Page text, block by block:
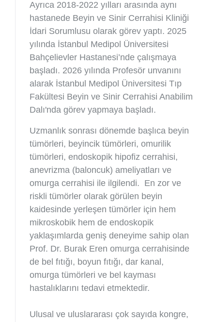
Ayrıca 2018-2022 yılları arasında aynı
hastanede Beyin ve Sinir Cerrahisi Kliniği
İdari Sorumlusu olarak görev yaptı. 2025
yılında İstanbul Medipol Üniversitesi
Bahçelievler Hastanesi’nde çalışmaya
başladı. 2026 yılında Profesör unvanını
alarak İstanbul Medipol Üniversitesi Tıp
Fakültesi Beyin ve Sinir Cerrahisi Anabilim
Dalı'nda görev yapmaya başladı.
Uzmanlık sonrası dönemde başlıca beyin
tümörleri, beyincik tümörleri, omurilik
tümörleri, endoskopik hipofiz cerrahisi,
anevrizma (baloncuk) ameliyatları ve
omurga cerrahisi ile ilgilendi. En zor ve
riskli tümörler olarak görülen beyin
kaidesinde yerleşen tümörler için hem
mikroskobik hem de endoskopik
yaklaşımlarda geniş deneyime sahip olan
Prof. Dr. Burak Eren omurga cerrahisinde
de bel fıtığı, boyun fıtığı, dar kanal,
omurga tümörleri ve bel kayması
hastalıklarını tedavi etmektedir.
Ulusal ve uluslararası çok sayıda kongre,